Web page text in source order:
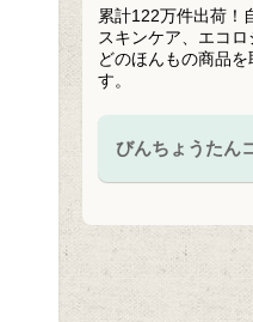
累計122万件出荷！
スキンケア、エコ
どのほんもの商品
す。
びんちょうたん